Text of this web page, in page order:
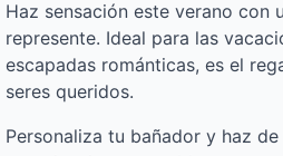
Haz sensación este verano con
represente. Ideal para las
escapadas románticas, es el
seres queridos.
Personaliza tu bañador y haz